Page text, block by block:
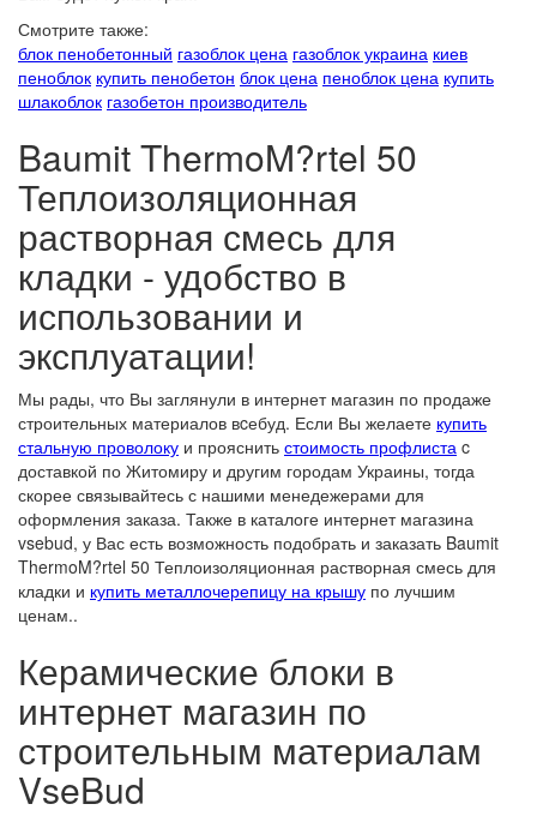
Смотрите также:
блок пенобетонный газоблок цена газоблок украина киев
пеноблок купить пенобетон блок цена пеноблок цена купить
шлакоблок газобетон производитель
Baumit ThermoM?rtel 50
Теплоизоляционная
растворная смесь для
кладки - удобство в
использовании и
эксплуатации!
Мы рады, что Вы заглянули в интернет магазин по продаже
строительных материалов вcебуд. Если Вы желаете купить
стальную проволоку и прояснить стоимость профлиста c
доставкой по Житомиру и другим городам Украины, тогда
скорее связывайтесь с нашими менедежерами для
оформления заказа. Также в каталоге интернет магазина
vsebud, у Вас есть возможность подобрать и заказать Baumit
ThermoM?rtel 50 Теплоизоляционная растворная смесь для
кладки и купить металлочерепицу на крышу по лучшим
ценам..
Керамические блоки в
интернет магазин по
строительным материалам
VseBud